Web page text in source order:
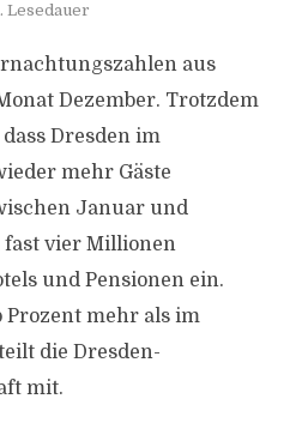
Lesedauer
aus
Dezember. Trotzdem
Dresden im
mehr Gäste
Januar und
fast vier Millionen
und Pensionen ein.
Prozent mehr als im
die Dresden-
mit.